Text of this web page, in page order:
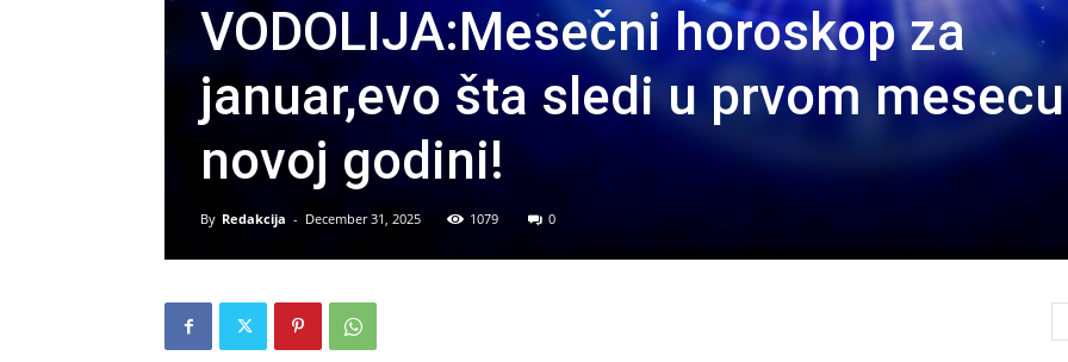
VODOLIJA:Mesečni horoskop za
januar,evo šta sledi u prvom
novoj godini!
By Redakcija - December 31, 2025 1079 0